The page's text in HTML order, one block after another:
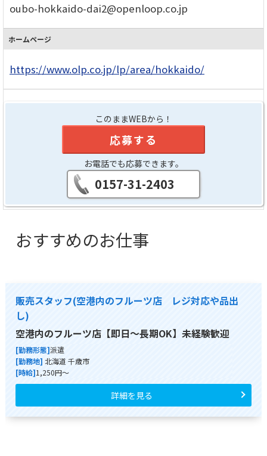
oubo-hokkaido-dai2@openloop.co.jp
ホームページ
https://www.olp.co.jp/lp/area/hokkaido/
このままWEBから！
応募する
お電話でも応募できます。
0157-31-2403
おすすめのお仕事
販売スタッフ(空港内のフルーツ店 レジ対応や品出
し)
空港内のフルーツ店【即日～長期OK】未経験歓迎
[勤務形態]派遣
[勤務地] 北海道 千歳市
[時給]1,250円～
詳細を見る